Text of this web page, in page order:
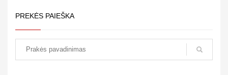
PREKĖS PAIEŠKA